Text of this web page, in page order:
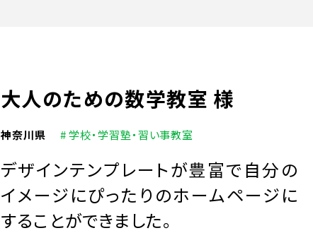
大人のための数学教室 様
神奈川県 # 学校・学習塾・習い事教室
デザインテンプレートが豊富で自分の
イメージにぴったりのホームページに
することができました。